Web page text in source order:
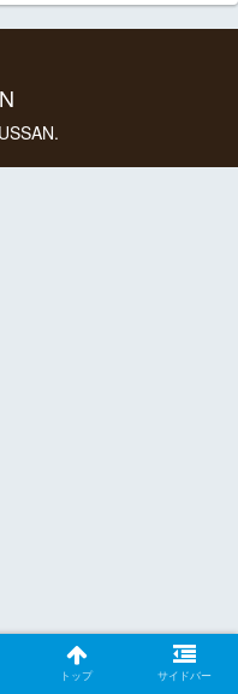
トップ サイドバー